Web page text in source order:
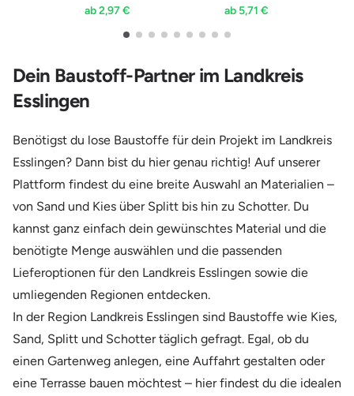
ab 2,97 € ab 5,71 €
Dein Baustoff-Partner im Landkreis
Esslingen
Benötigst du lose Baustoffe für dein Projekt im Landkreis
Esslingen? Dann bist du hier genau richtig! Auf unserer
Plattform findest du eine breite Auswahl an Materialien –
von Sand und Kies über Splitt bis hin zu Schotter. Du
kannst ganz einfach dein gewünschtes Material und die
benötigte Menge auswählen und die passenden
Lieferoptionen für den Landkreis Esslingen sowie die
umliegenden Regionen entdecken.
In der Region Landkreis Esslingen sind Baustoffe wie Kies,
Sand, Splitt und Schotter täglich gefragt. Egal, ob du
einen Gartenweg anlegen, eine Auffahrt gestalten oder
eine Terrasse bauen möchtest – hier findest du die idealen